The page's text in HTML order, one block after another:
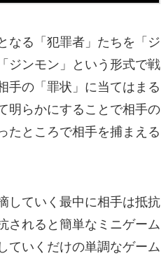
なる「犯罪者」たちを「ジ
ジンモン」という形式で戦
手の「罪状」に当てはまる
明らかにすることで相手の
たところで相手を捕まえる
していく最中に相手は抵抗
されると簡単なミニゲーム
ていくだけの単調なゲーム